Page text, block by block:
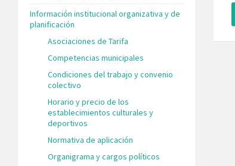
Información institucional organizativa y de
planificación
Asociaciones de Tarifa
Competencias municipales
Condiciones del trabajo y convenio
colectivo
Horario y precio de los
establecimientos culturales y
deportivos
Normativa de aplicación
Organigrama y cargos políticos